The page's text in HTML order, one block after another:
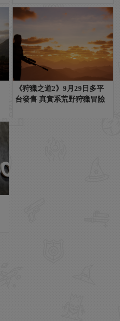
《狩獵之道2》9月29日多平
台發售 真實系荒野狩獵冒險